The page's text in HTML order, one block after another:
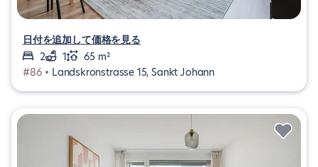
日付を追加して価格を見る
2
1
65 m²
#86 • Landskronstrasse 15, Sankt Johann